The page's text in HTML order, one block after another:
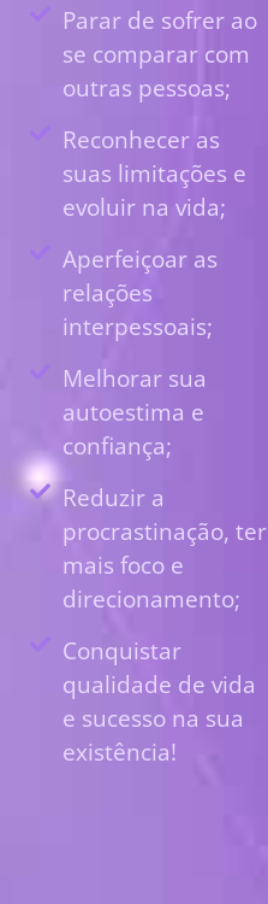
Parar de sofrer ao
se comparar com
outras pessoas;
Reconhecer as
suas limitações e
evoluir na vida;
Aperfeiçoar as
relações
interpessoais;
Melhorar sua
autoestima e
confiança;
Reduzir a
procrastinação, ter
mais foco e
direcionamento;
Conquistar
qualidade de vida
e sucesso na sua
existência!